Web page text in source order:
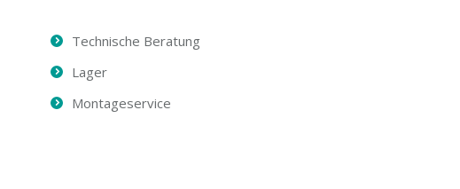
Technische Beratung
Lager
Montageservice